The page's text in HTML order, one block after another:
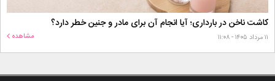
کاشت ناخن در بارداری؛ آیا انجام آن برای مادر و جنین خطر دارد؟
۱۱ مرداد ۱۴۰۵ - ۱۱:۰۸ مشاهده